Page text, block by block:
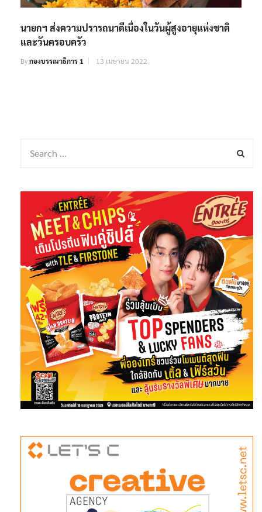
นายกฯ ส่งความปรารถนาดีเนื่องในวันผู้สูงอายุแห่งชาติ
และวันครอบครัว
Byกองบรรณาธิการ 1 13 เมษายน 2022